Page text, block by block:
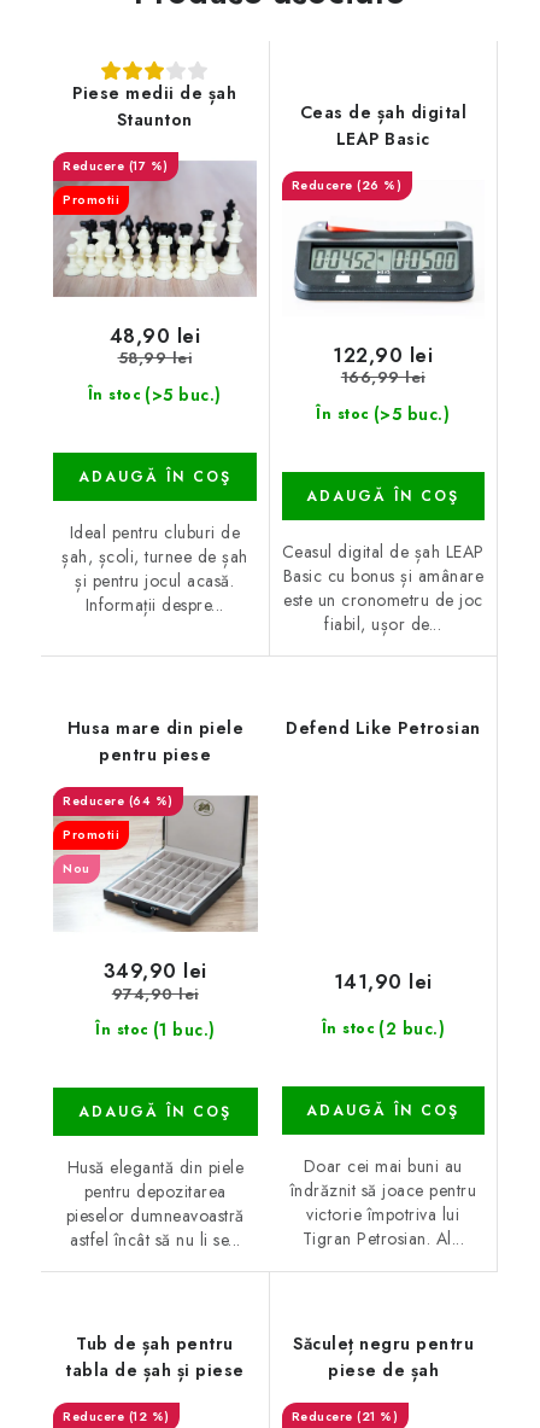
Piese medii de șah
Staunton
(17 %)
Promotii
În stoc (>5 buc.)
48,90 lei
58,99 lei
ADAUGĂ ÎN COŞ
Ideal pentru cluburi de
șah, școli, turnee de șah
și pentru jocul acasă.
Informații despre...
Ceas de șah digital
LEAP Basic
(26 %)
În stoc (>5 buc.)
122,90 lei
166,99 lei
ADAUGĂ ÎN COŞ
Ceasul digital de șah LEAP
Basic cu bonus și amânare
este un cronometru de joc
fiabil, ușor de...
Husa mare din piele
pentru piese
(64 %)
Promotii
Nou
În stoc (1 buc.)
349,90 lei
974,90 lei
ADAUGĂ ÎN COŞ
Husă elegantă din piele
pentru depozitarea
pieselor dumneavoastră
astfel încât să nu li se...
Defend Like Petrosian
În stoc (2 buc.)
141,90 lei
ADAUGĂ ÎN COŞ
Doar cei mai buni au
îndrăznit să joace pentru
victorie împotriva lui
Tigran Petrosian. Al...
Tub de șah pentru
tabla de șah și piese
(12 %)
Săculeț negru pentru
piese de șah
(21 %)